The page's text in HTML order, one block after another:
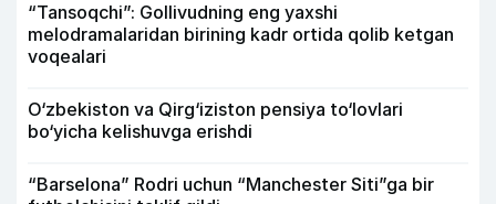
“Tansoqchi”: Gollivudning eng yaxshi
melodramalaridan birining kadr ortida qolib ketgan
voqealari
O‘zbekiston va Qirg‘iziston pensiya to‘lovlari
bo‘yicha kelishuvga erishdi
“Barselona” Rodri uchun “Manchester Siti”ga bir